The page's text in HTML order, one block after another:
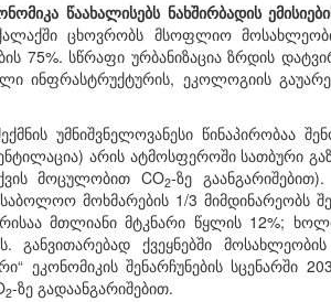
წაახალისებს ნახშირბადის
ცხოვრობს მსოფლიო
75%. სწრაფი ურბანიზაცია ზრდის
ინფრასტრუქტურის, ეკოლოგიის
უმნიშვნელოვანესი წინაპირობაა
არის ატმოსფეროში სათბური
მოცულობით CO2-ზე
მოხმარების 1/3 მიმდინარეობს
მთლიანი მტკნარი წყლის 12%;
განვითარებად ქვეყნებში
ეკონომიკის შენარჩუნების
2-ზე გადაანგარიშებით.